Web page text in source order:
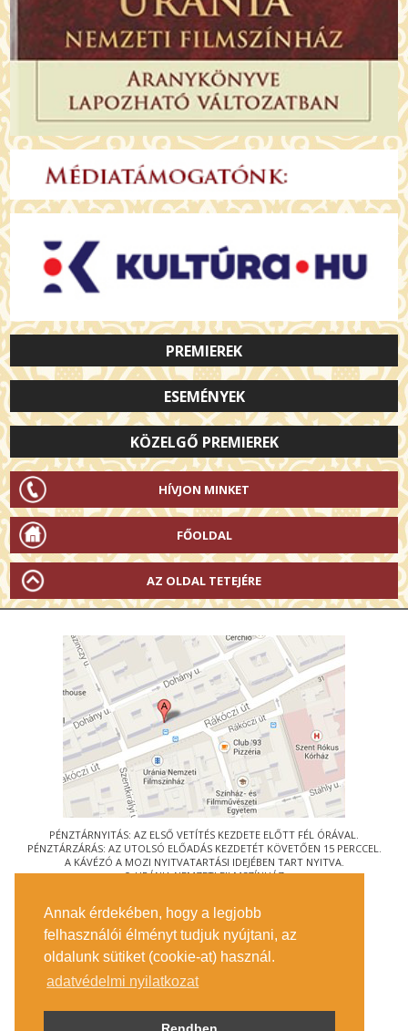
Annak érdekében, hogy a legjobb
felhasználói élményt tudjuk nyújtani, az
oldalunk sütiket (cookie-at) használ.
adatvédelmi nyilatkozat
PREMIEREK
ESEMÉNYEK
KÖZELGŐ PREMIEREK
HÍVJON MINKET
FŐOLDAL
AZ OLDAL TETEJÉRE
PÉNZTÁRNYITÁS: AZ ELSŐ VETÍTÉS KEZDETE ELŐTT FÉL ÓRÁVAL.
PÉNZTÁRZÁRÁS: AZ UTOLSÓ ELŐADÁS KEZDETÉT KÖVETŐEN 15 PERCCEL.
A KÁVÉZÓ A MOZI NYITVATARTÁSI IDEJÉBEN TART NYITVA.
© URÁNIA NEMZETI FILMSZÍNHÁZ
1088 BUDAPEST, RÁKÓCZI ÚT 21.
MEGKÖZELÍTÉS
JEGYINFORMÁCIÓ
ÍRJON NEKÜNK!
KÖZÉRDEKŰ ADATOK